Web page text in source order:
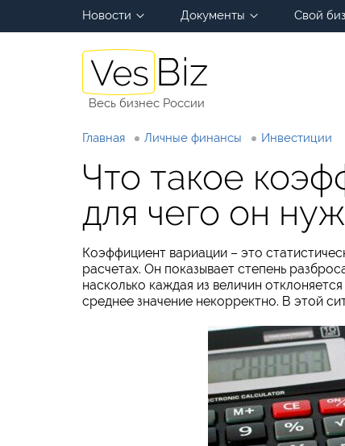
Новости Документы Свой
Весь бизнес России
Главная Личные финансы Инвестиции
Что такое
для чего он
Коэффициент вариации – это
расчетах. Он показывает степень
насколько каждая из величин
среднее значение некорректно. В этой